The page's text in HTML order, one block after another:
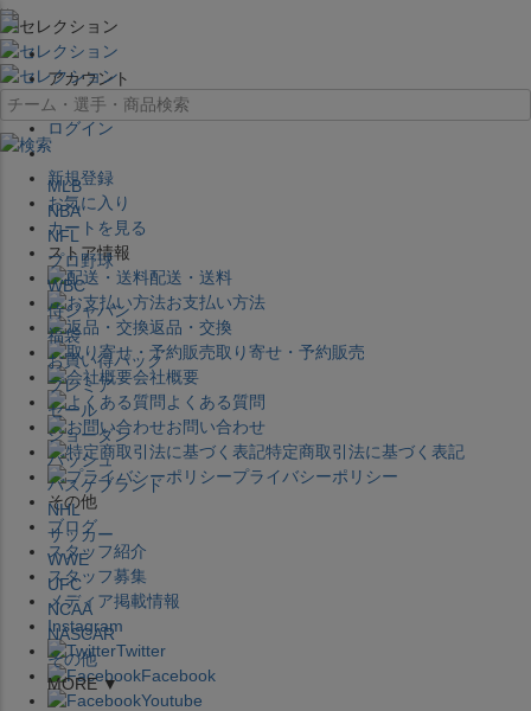
×
アカウント
ログイン
新規登録
お気に入り
カートを見る
ストア情報
配送・送料
お支払い方法
返品・交換
取り寄せ・予約販売
会社概要
よくある質問
お問い合わせ
特定商取引法に基づく表記
プライバシーポリシー
その他
ブログ
スタッフ紹介
スタッフ募集
メディア掲載情報
Instagram
Twitter
Facebook
Youtube
MLB
NBA
NFL
プロ野球
WBC
侍ジャパン
福袋
お買い得パック
プレミア
セール
ジョーダン
バッシュ
バスケブランド
NHL
サッカー
WWE
UFC
NCAA
NASCAR
その他
MORE ▼